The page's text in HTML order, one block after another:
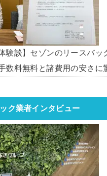
験談】セゾンのリースバッ
数料無料と諸費用の安さに
ク業者インタビュー